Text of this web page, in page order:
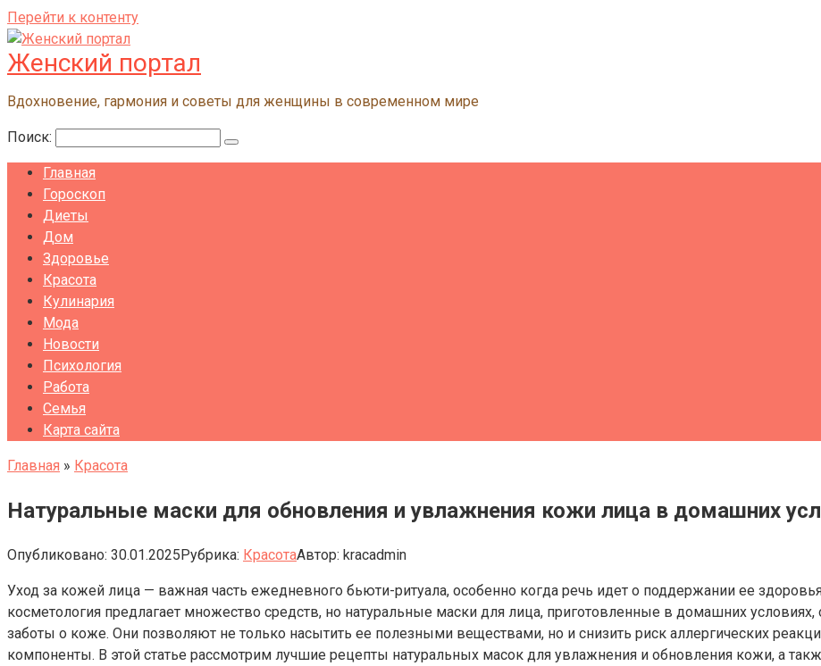
Перейти к контенту
Женский портал
Вдохновение, гармония и советы для женщины в современном мире
Поиск:
Главная
Гороскоп
Диеты
Дом
Здоровье
Красота
Кулинария
Мода
Новости
Психология
Работа
Семья
Карта сайта
Главная » Красота
Натуральные маски для обновления и увлажнения кожи лица в домашних
Опубликовано: 30.01.2025Рубрика: КрасотаАвтор: kracadmin
Уход за кожей лица — важная часть ежедневного бьюти-ритуала, особенно когда речь идет о поддержании ее
косметология предлагает множество средств, но натуральные маски для лица, приготовленные в домашних
заботы о коже. Они позволяют не только насытить ее полезными веществами, но и снизить риск аллергических
компоненты. В этой статье рассмотрим лучшие рецепты натуральных масок для увлажнения и обновления кожи, а